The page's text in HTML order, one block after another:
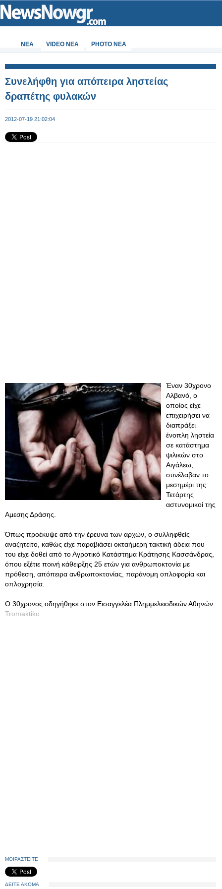
ΝΕΑ VIDEO NEA PHOTO NEA
Συνελήφθη για απόπειρα ληστείας
δραπέτης φυλακών
2012-07-19 21:02:04
Έναν 30χρονο
Αλβανό, ο
οποίος είχε
επιχειρήσει να
διαπράξει
ένοπλη ληστεία
σε κατάστημα
ψιλικών στο
Αιγάλεω,
συνέλαβαν το
μεσημέρι της
Τετάρτης
αστυνομικοί της
Αμεσης Δράσης.
Όπως προέκυψε από την έρευνα των αρχών, ο συλληφθείς
αναζητείτο, καθώς είχε παραβιάσει οκταήμερη τακτική άδεια που
του είχε δοθεί από το Αγροτικό Κατάστημα Κράτησης Κασσάνδρας,
όπου εξέτιε ποινή κάθειρξης 25 ετών για ανθρωποκτονία με
πρόθεση, απόπειρα ανθρωποκτονίας, παράνομη οπλοφορία και
οπλοχρησία.
Ο 30χρονος οδηγήθηκε στον Εισαγγελέα Πλημμελειοδικών Αθηνών.
Tromaktiko
ΜΟΙΡΑΣΤΕΙΤΕ
ΔΕΙΤΕ ΑΚΟΜΑ